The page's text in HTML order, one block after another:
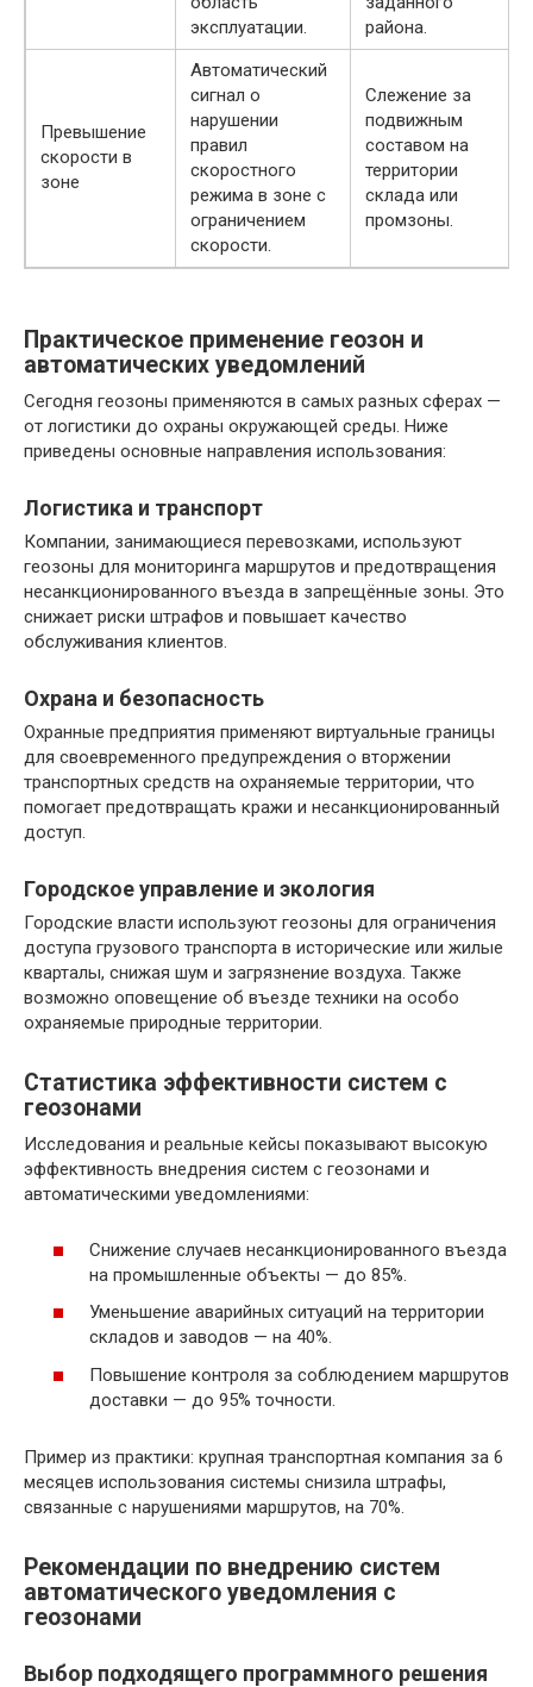
эксплуатации.
района.
Превышение
скорости в
зоне
Автоматический
сигнал о
нарушении
правил
скоростного
режима в зоне с
ограничением
скорости.
Слежение за
подвижным
составом на
территории
склада или
промзоны.
Практическое применение геозон и
автоматических уведомлений
Сегодня геозоны применяются в самых разных сферах —
от логистики до охраны окружающей среды. Ниже
приведены основные направления использования:
Логистика и транспорт
Компании, занимающиеся перевозками, используют
геозоны для мониторинга маршрутов и предотвращения
несанкционированного въезда в запрещённые зоны. Это
снижает риски штрафов и повышает качество
обслуживания клиентов.
Охрана и безопасность
Охранные предприятия применяют виртуальные границы
для своевременного предупреждения о вторжении
транспортных средств на охраняемые территории, что
помогает предотвращать кражи и несанкционированный
доступ.
Городское управление и экология
Городские власти используют геозоны для ограничения
доступа грузового транспорта в исторические или жилые
кварталы, снижая шум и загрязнение воздуха. Также
возможно оповещение об въезде техники на особо
охраняемые природные территории.
Статистика эффективности систем с
геозонами
Исследования и реальные кейсы показывают высокую
эффективность внедрения систем с геозонами и
автоматическими уведомлениями:
Снижение случаев несанкционированного въезда
на промышленные объекты — до 85%.
Уменьшение аварийных ситуаций на территории
складов и заводов — на 40%.
Повышение контроля за соблюдением маршрутов
доставки — до 95% точности.
Пример из практики: крупная транспортная компания за 6
месяцев использования системы снизила штрафы,
связанные с нарушениями маршрутов, на 70%.
Рекомендации по внедрению систем
автоматического уведомления с
геозонами
Выбор подходящего программного решения